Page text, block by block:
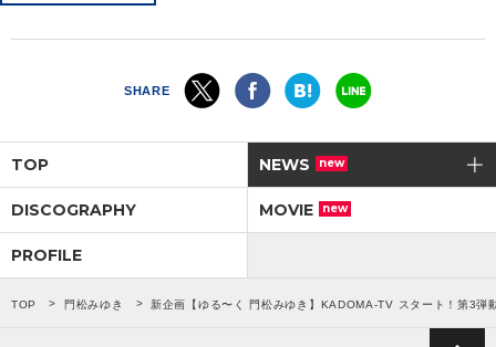
SHARE
TOP NEWS new
DISCOGRAPHY MOVIE new
PROFILE
TOP 門松みゆき 新企画【ゆる〜く 門松みゆき】KADOMA-TV スタート！第3弾